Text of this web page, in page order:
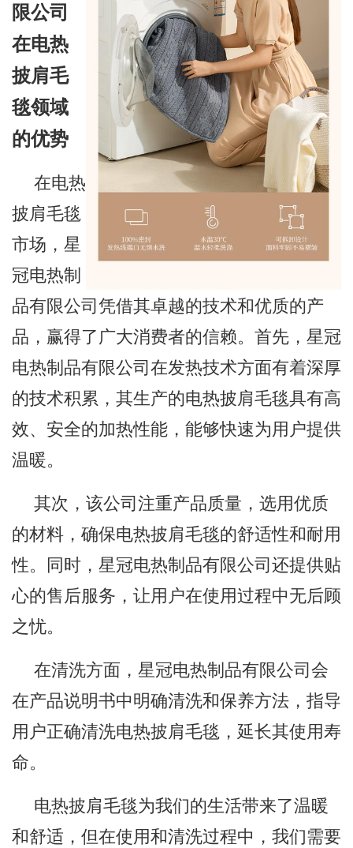
限公司
在电热
披肩毛
毯领域
的优势
在电热
披肩毛毯
市场，星
冠电热制
品有限公司凭借其卓越的技术和优质的产
品，赢得了广大消费者的信赖。首先，星冠
电热制品有限公司在发热技术方面有着深厚
的技术积累，其生产的电热披肩毛毯具有高
效、安全的加热性能，能够快速为用户提供
温暖。
其次，该公司注重产品质量，选用优质
的材料，确保电热披肩毛毯的舒适性和耐用
性。同时，星冠电热制品有限公司还提供贴
心的售后服务，让用户在使用过程中无后顾
之忧。
在清洗方面，星冠电热制品有限公司会
在产品说明书中明确清洗和保养方法，指导
用户正确清洗电热披肩毛毯，延长其使用寿
命。
电热披肩毛毯为我们的生活带来了温暖
和舒适，但在使用和清洗过程中，我们需要